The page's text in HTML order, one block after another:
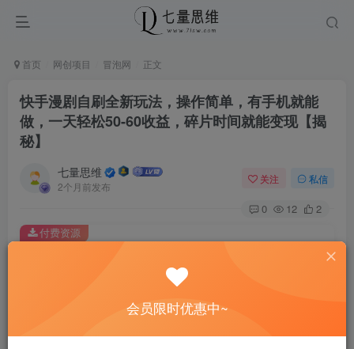
首页 网创项目 冒泡网 正文
快手漫剧自刷全新玩法，操作简单，有手机就能
做，一天轻松50-60收益，碎片时间就能变现【揭
秘】
七量思维
2个月前发布
关注 私信
0 12 2
此内容为付费资源，请付费后查看
￥8.8
黄金会员免费 钻石会员免费
付费资源
会员限时优惠中~